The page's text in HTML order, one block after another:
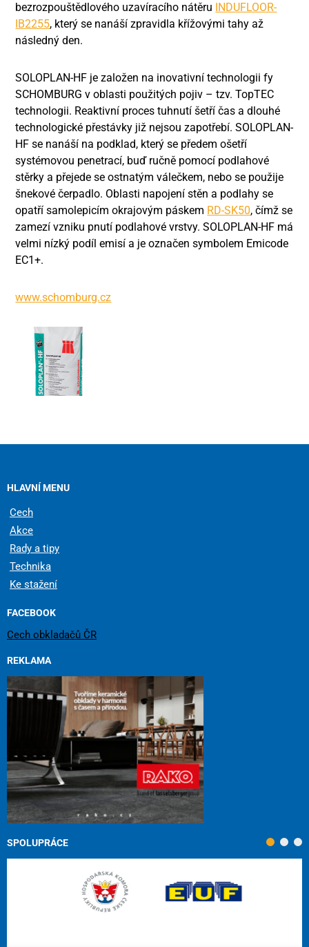
bezrozpouštědlového uzavíracího nátěru INDUFLOOR-
IB2255, který se nanáší zpravidla křížovými tahy až
následný den.
SOLOPLAN-HF je založen na inovativní technologii fy
SCHOMBURG v oblasti použitých pojiv – tzv. TopTEC
technologii. Reaktivní proces tuhnutí šetří čas a dlouhé
technologické přestávky již nejsou zapotřebí. SOLOPLAN-
HF se nanáší na podklad, který se předem ošetří
systémovou penetrací, buď ručně pomocí podlahové
stěrky a přejede se ostnatým válečkem, nebo se použije
šnekové čerpadlo. Oblasti napojení stěn a podlahy se
opatří samolepicím okrajovým páskem RD-SK50, čímž se
zamezí vzniku pnutí podlahové vrstvy. SOLOPLAN-HF má
velmi nízký podíl emisí a je označen symbolem Emicode
EC1+.
www.schomburg.cz
HLAVNÍ MENU
Cech
Akce
Rady a tipy
Technika
Ke stažení
FACEBOOK
Cech obkladačů ČR
REKLAMA
SPOLUPRÁCE